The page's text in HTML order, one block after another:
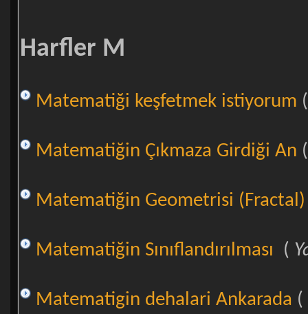
Harfler M
Matematiği keşfetmek istiyorum
Matematiğin Çıkmaza Girdiği An
Matematiğin Geometrisi (Fractal)
Matematiğin Sınıflandırılması (
Matematigin dehalari Ankarada (